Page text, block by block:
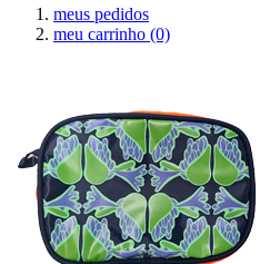
meus pedidos
meu carrinho (0)